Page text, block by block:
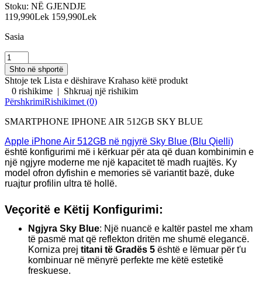
Stoku: NË GJENDJE
119,990Lek 159,990Lek
Sasia
Shtoje tek Lista e dëshirave Krahaso këtë produkt
0 rishikime | Shkruaj një rishikim
PërshkrimiRishikimet (0)
SMARTPHONE IPHONE AIR 512GB SKY BLUE
Apple iPhone Air 512GB në ngjyrë Sky Blue (Blu Qielli)
është konfigurimi më i kërkuar për ata që duan kombinimin e
një ngjyre moderne me një kapacitet të madh ruajtës. Ky
model ofron dyfishin e memories së variantit bazë, duke
ruajtur profilin ultra të hollë.
Veçoritë e Këtij Konfigurimi:
Ngjyra Sky Blue: Një nuancë e kaltër pastel me xham
të pasmë mat që reflekton dritën me shumë elegancë.
Korniza prej titani të Gradës 5 është e lëmuar për t'u
kombinuar në mënyrë perfekte me këtë estetikë
freskuese.